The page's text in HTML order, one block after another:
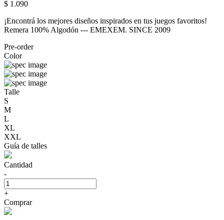
$ 1.090
¡Encontrá los mejores diseños inspirados en tus juegos favoritos!
Remera 100% Algodón --- EMEXEM. SINCE 2009
Pre-order
Color
Talle
S
M
L
XL
XXL
Guía de talles
Cantidad
-
+
Comprar